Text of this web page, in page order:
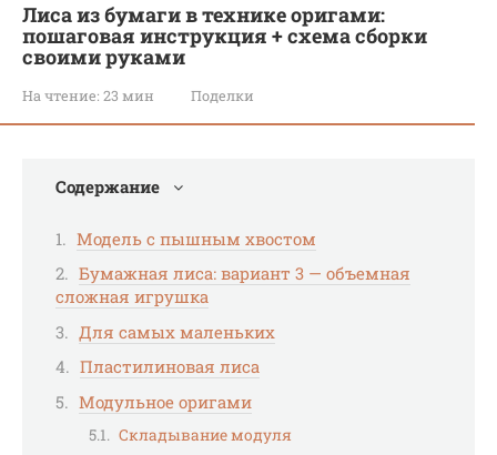
Лиса из бумаги в технике оригами:
пошаговая инструкция + схема сборки
своими руками
На чтение: 23 мин Поделки
Содержание
Модель с пышным хвостом
Бумажная лиса: вариант 3 — объемная
сложная игрушка
Для самых маленьких
Пластилиновая лиса
Модульное оригами
Складывание модуля